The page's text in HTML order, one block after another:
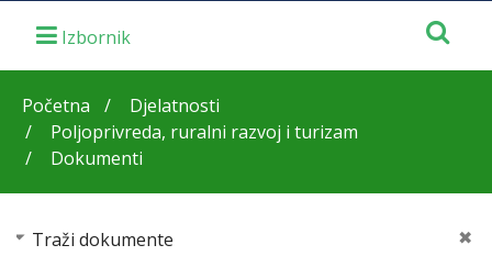
Početna
Djelatnosti
Poljoprivreda, ruralni razvoj i turizam
Dokumenti
Traži dokumente